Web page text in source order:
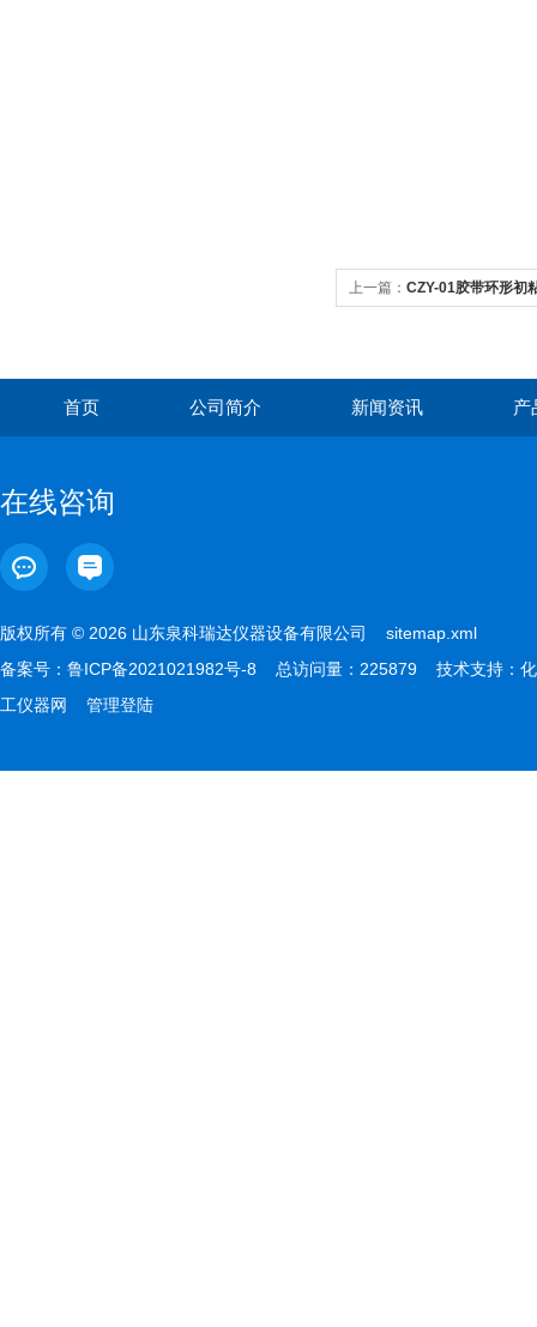
上一篇： CZY-01胶带环形初
首页 公司简介 新闻资讯 产
在线咨询
版权所有 © 2026 山东泉科瑞达仪器设备有限公司 sitemap.xml
备案号： 鲁ICP备2021021982号-8 总访问量：225879 技术支持： 化
工仪器网
管理登陆